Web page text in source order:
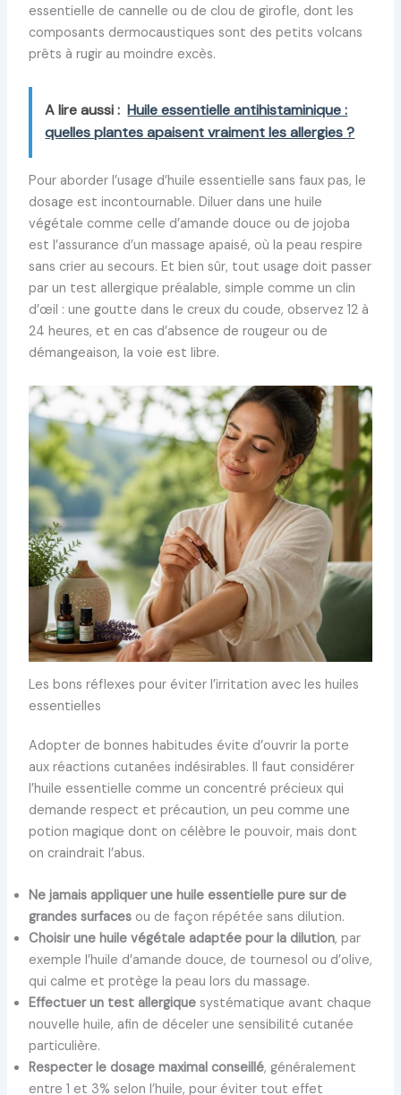
essentielle de cannelle ou de clou de girofle, dont les
composants dermocaustiques sont des petits volcans
prêts à rugir au moindre excès.
A lire aussi : Huile essentielle antihistaminique :
quelles plantes apaisent vraiment les allergies ?
Pour aborder l’usage d’huile essentielle sans faux pas, le
dosage est incontournable. Diluer dans une huile
végétale comme celle d’amande douce ou de jojoba
est l’assurance d’un massage apaisé, où la peau respire
sans crier au secours. Et bien sûr, tout usage doit passer
par un test allergique préalable, simple comme un clin
d’œil : une goutte dans le creux du coude, observez 12 à
24 heures, et en cas d’absence de rougeur ou de
démangeaison, la voie est libre.
Les bons réflexes pour éviter l’irritation avec les huiles
essentielles
Adopter de bonnes habitudes évite d’ouvrir la porte
aux réactions cutanées indésirables. Il faut considérer
l’huile essentielle comme un concentré précieux qui
demande respect et précaution, un peu comme une
potion magique dont on célèbre le pouvoir, mais dont
on craindrait l’abus.
Ne jamais appliquer une huile essentielle pure sur de
grandes surfacesou de façon répétée sans dilution.
Choisir une huile végétale adaptée pour la dilution, par
exemple l’huile d’amande douce, de tournesol ou d’olive,
qui calme et protège la peau lors du massage.
Effectuer un test allergiquesystématique avant chaque
nouvelle huile, afin de déceler une sensibilité cutanée
particulière.
Respecter le dosage maximal conseillé, généralement
entre 1 et 3% selon l’huile, pour éviter tout effet